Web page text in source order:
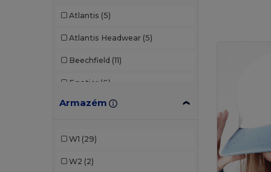
Atlantis (5)
Atlantis Headwear (5)
Beechfield (11)
Egotier (6)
Elevate Essentials
Armazém
W1 (29)
W2 (2)